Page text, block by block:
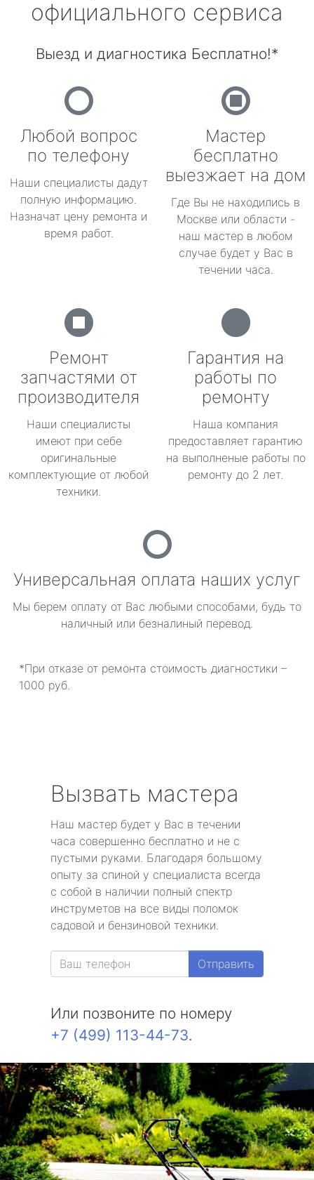
официального сервиса
Выезд и диагностика Бесплатно!*
Любой вопрос
по телефону
Наши специалисты дадут
полную информацию.
Назначат цену ремонта и
время работ.
Мастер
бесплатно
выезжает на дом
Где Вы не находились в
Москве или области -
наш мастер в любом
случае будет у Вас в
течении часа.
Ремонт
запчастями от
производителя
Наши специалисты
имеют при себе
оригинальные
комплектующие от любой
техники.
Гарантия на
работы по
ремонту
Наша компания
предоставляет гарантию
на выполненые работы по
ремонту до 2 лет.
Универсальная оплата наших услуг
Мы берем оплату от Вас любыми способами, будь то
наличный или безналиный перевод.
*При отказе от ремонта стоимость диагностики –
1000 руб.
Вызвать мастера
Наш мастер будет у Вас в течении
часа совершенно бесплатно и не с
пустыми руками. Благодаря большому
опыту за спиной у специалиста всегда
с собой в наличии полный спектр
инструметов на все виды поломок
садовой и бензиновой техники.
Отправить
Или позвоните по номеру
+7 (499) 113-44-73.